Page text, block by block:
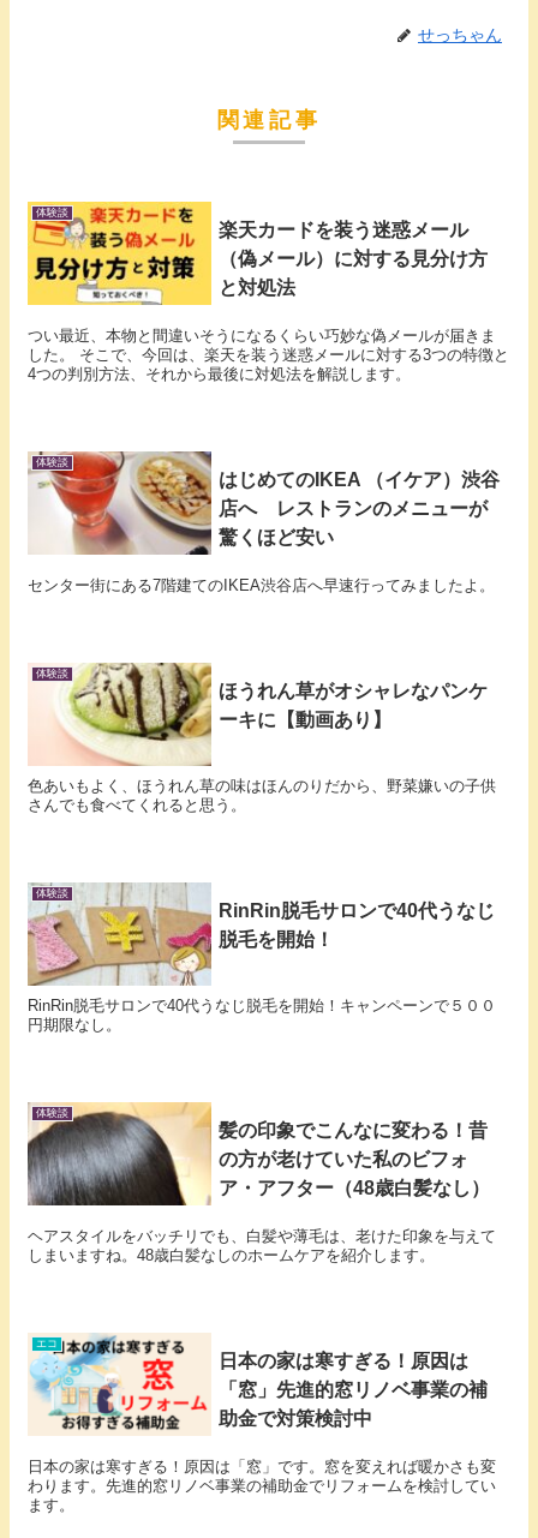
せっちゃん
関連記事
体験談
楽天カードを装う迷惑メール
（偽メール）に対する見分け方
と対処法
つい最近、本物と間違いそうになるくらい巧妙な偽メールが届きま
した。 そこで、今回は、楽天を装う迷惑メールに対する3つの特徴と
4つの判別方法、それから最後に対処法を解説します。
体験談
はじめてのIKEA （イケア）渋谷
店へ レストランのメニューが
驚くほど安い
センター街にある7階建てのIKEA渋谷店へ早速行ってみましたよ。
体験談
ほうれん草がオシャレなパンケ
ーキに【動画あり】
色あいもよく、ほうれん草の味はほんのりだから、野菜嫌いの子供
さんでも食べてくれると思う。
体験談
RinRin脱毛サロンで40代うなじ
脱毛を開始！
RinRin脱毛サロンで40代うなじ脱毛を開始！キャンペーンで５００
円期限なし。
体験談
髪の印象でこんなに変わる！昔
の方が老けていた私のビフォ
ア・アフター（48歳白髪なし）
ヘアスタイルをバッチリでも、白髪や薄毛は、老けた印象を与えて
しまいますね。48歳白髪なしのホームケアを紹介します。
エコ
日本の家は寒すぎる！原因は
「窓」先進的窓リノベ事業の補
助金で対策検討中
日本の家は寒すぎる！原因は「窓」です。窓を変えれば暖かさも変
わります。先進的窓リノベ事業の補助金でリフォームを検討してい
ます。